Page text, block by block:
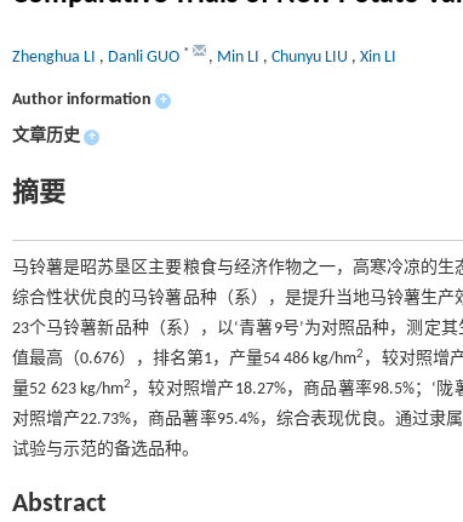
Zhenghua LI , Danli GUO * , Min LI , Chunyu LIU , Xin LI
Author information +
文章历史 +
摘要
马铃薯是昭苏垦区主要粮食与经济作物之一，高寒冷凉的
综合性状优良的马铃薯品种（系），是提升当地马铃薯生
23个马铃薯新品种（系），以‘青薯9号’为对照品种，测定
值最高（0.676），排名第1，产量54 486 kg/hm2 ，较对照增
量52 623 kg/hm2 ，较对照增产18.27%，商品薯率98.5%；‘
对照增产22.73%，商品薯率95.4%，综合表现优良。通过
试验与示范的备选品种。
Abstract